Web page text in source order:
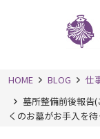
HOME BLOG
仕
墓所整備前後報告
くのお墓がお手入を待